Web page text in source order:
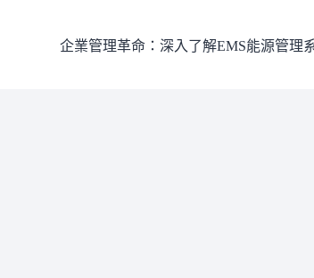
企業管理革命：深入了解EMS能源管理